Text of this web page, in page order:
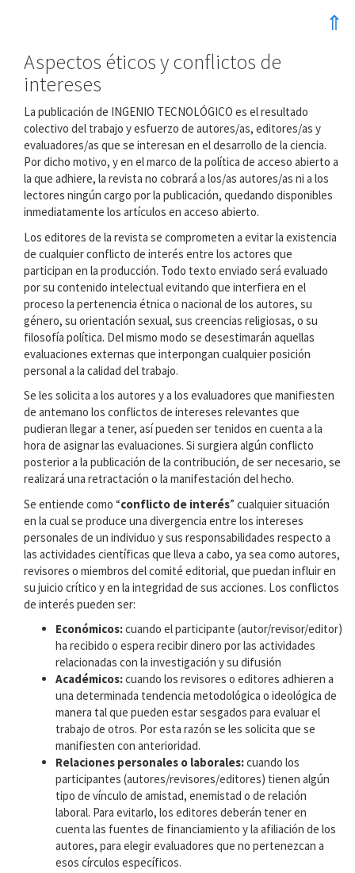
⇑
Aspectos éticos y conflictos de
intereses
La publicación de INGENIO TECNOLÓGICO es el resultado
colectivo del trabajo y esfuerzo de autores/as, editores/as y
evaluadores/as que se interesan en el desarrollo de la ciencia.
Por dicho motivo, y en el marco de la política de acceso abierto a
la que adhiere, la revista no cobrará a los/as autores/as ni a los
lectores ningún cargo por la publicación, quedando disponibles
inmediatamente los artículos en acceso abierto.
Los editores de la revista se comprometen a evitar la existencia
de cualquier conflicto de interés entre los actores que
participan en la producción. Todo texto enviado será evaluado
por su contenido intelectual evitando que interfiera en el
proceso la pertenencia étnica o nacional de los autores, su
género, su orientación sexual, sus creencias religiosas, o su
filosofía política. Del mismo modo se desestimarán aquellas
evaluaciones externas que interpongan cualquier posición
personal a la calidad del trabajo.
Se les solicita a los autores y a los evaluadores que manifiesten
de antemano los conflictos de intereses relevantes que
pudieran llegar a tener, así pueden ser tenidos en cuenta a la
hora de asignar las evaluaciones. Si surgiera algún conflicto
posterior a la publicación de la contribución, de ser necesario, se
realizará una retractación o la manifestación del hecho.
Se entiende como “conflicto de interés” cualquier situación
en la cual se produce una divergencia entre los intereses
personales de un individuo y sus responsabilidades respecto a
las actividades científicas que lleva a cabo, ya sea como autores,
revisores o miembros del comité editorial, que puedan influir en
su juicio crítico y en la integridad de sus acciones. Los conflictos
de interés pueden ser:
Económicos:cuando el participante (autor/revisor/editor)
ha recibido o espera recibir dinero por las actividades
relacionadas con la investigación y su difusión
Académicos:cuando los revisores o editores adhieren a
una determinada tendencia metodológica o ideológica de
manera tal que pueden estar sesgados para evaluar el
trabajo de otros. Por esta razón se les solicita que se
manifiesten con anterioridad.
Relaciones personales o laborales:cuando los
participantes (autores/revisores/editores) tienen algún
tipo de vínculo de amistad, enemistad o de relación
laboral. Para evitarlo, los editores deberán tener en
cuenta las fuentes de financiamiento y la afiliación de los
autores, para elegir evaluadores que no pertenezcan a
esos círculos específicos.